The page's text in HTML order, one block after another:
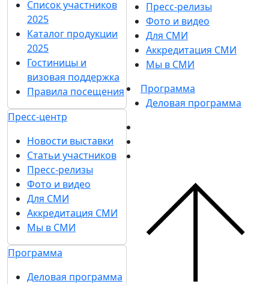
Список участников
2025
Каталог продукции
2025
Гостиницы и
визовая поддержка
Правила посещения
Пресс-центр
Новости выставки
Статьи участников
Пресс-релизы
Фото и видео
Для СМИ
Аккредитация СМИ
Мы в СМИ
Программа
Деловая программа
Пресс-релизы
Фото и видео
Для СМИ
Аккредитация СМИ
Мы в СМИ
Программа
Деловая программа